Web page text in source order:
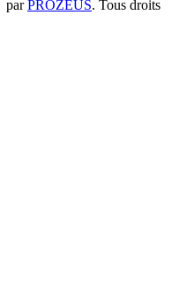
parPROZEUS. Tous droits